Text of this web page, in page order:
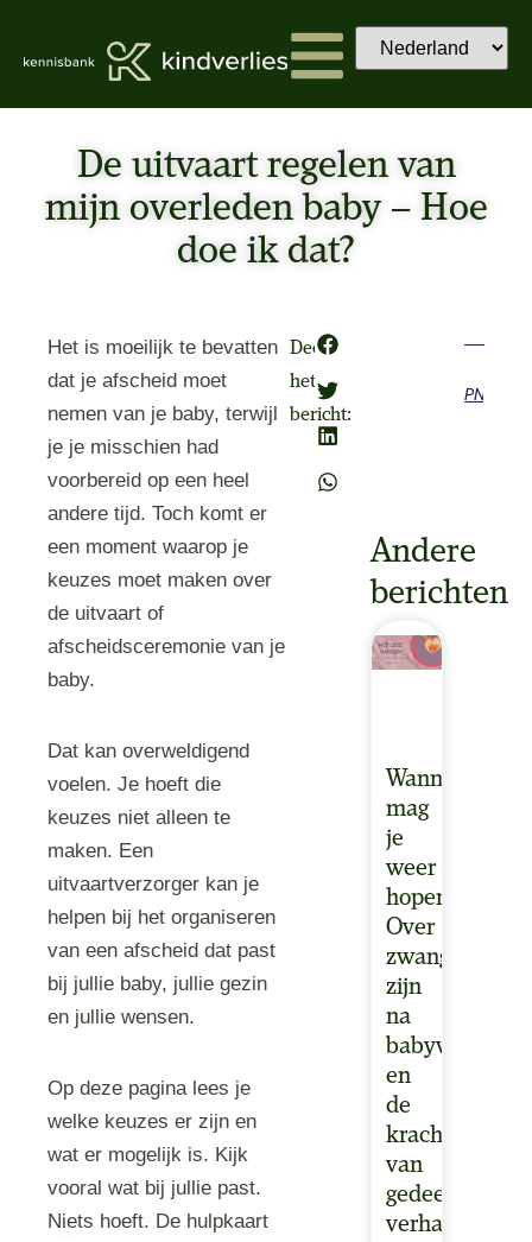
De uitvaart regelen van
mijn overleden baby – Hoe
doe ik dat?
Het is moeilijk te bevatten
dat je afscheid moet
nemen van je baby, terwijl
je je misschien had
voorbereid op een heel
andere tijd. Toch komt er
een moment waarop je
keuzes moet maken over
de uitvaart of
afscheidsceremonie van je
baby.
Dat kan overweldigend
voelen. Je hoeft die
keuzes niet alleen te
maken. Een
uitvaartverzorger kan je
helpen bij het organiseren
van een afscheid dat past
bij jullie baby, jullie gezin
en jullie wensen.
Op deze pagina lees je
welke keuzes er zijn en
wat er mogelijk is. Kijk
vooral wat bij jullie past.
Niets hoeft. De hulpkaart
Deel
het
bericht:
Andere
berichten
Wanneer
mag
je
weer
hopen?
Over
zwanger
zijn
na
babyverlies
en
de
kracht
van
gedeelde
verhalen.
Previous